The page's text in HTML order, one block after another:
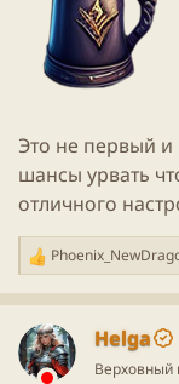
Это не первый
шансы урвать
отличного
Р
а
к
ц
и
Helga
Верховный